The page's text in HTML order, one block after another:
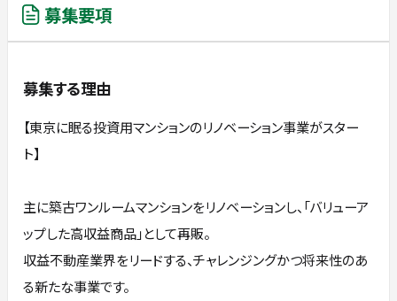
募集要項
募集する理由
【東京に眠る投資用マンションのリノベーション事業がスター
ト】
主に築古ワンルームマンションをリノベーションし、「バリューア
ップした高収益商品」として再販。
収益不動産業界をリードする、チャレンジングかつ将来性のあ
る新たな事業です。